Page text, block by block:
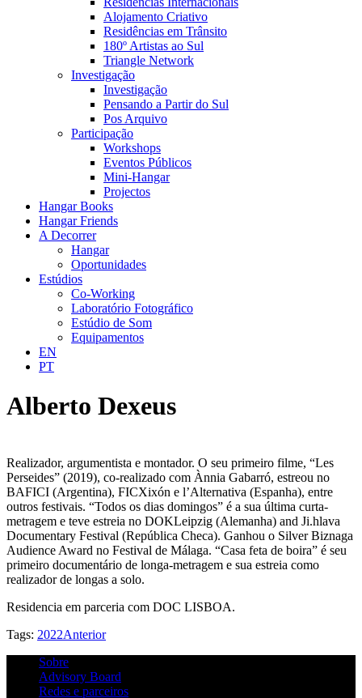
Alojamento Criativo
Residências em Trânsito
180º Artistas ao Sul
Triangle Network
Investigação
Investigação
Pensando a Partir do Sul
Pos Arquivo
Participação
Workshops
Eventos Públicos
Mini-Hangar
Projectos
Hangar Books
Hangar Friends
A Decorrer
Hangar
Oportunidades
Estúdios
Co-Working
Laboratório Fotográfico
Estúdio de Som
Equipamentos
EN
PT
Alberto Dexeus
Realizador, argumentista e montador. O seu primeiro filme, “Les
Perseides” (2019), co-realizado com Ànnia Gabarró, estreou no
BAFICI (Argentina), FICXixón e l’Alternativa (Espanha), entre
outros festivais. “Todos os dias domingos” é a sua última curta-
metragem e teve estreia no DOKLeipzig (Alemanha) and Ji.hlava
Documentary Festival (República Checa). Ganhou o Silver Biznaga
Audience Award no Festival de Málaga. “Casa feta de boira” é seu
primeiro documentário de longa-metragem e sua estreia como
realizador de longas a solo.
Residencia em parceria com DOC LISBOA.
Tags: 2022Anterior
Sobre
Advisory Board
Redes e parceiros